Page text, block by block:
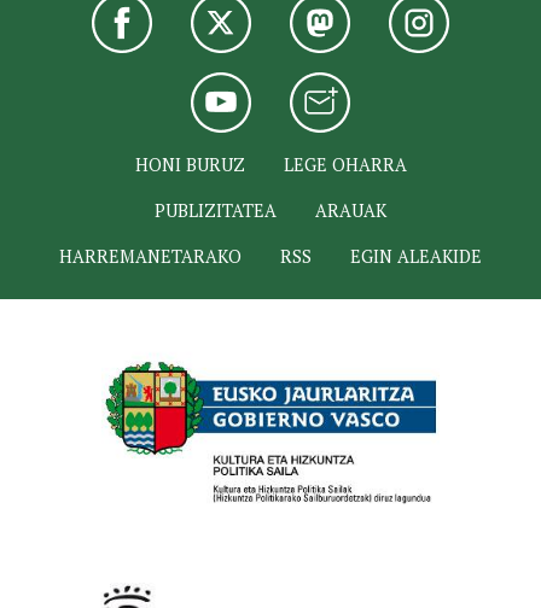
HONI BURUZ
LEGE OHARRA
PUBLIZITATEA
ARAUAK
HARREMANETARAKO
RSS EGIN ALEAKIDE